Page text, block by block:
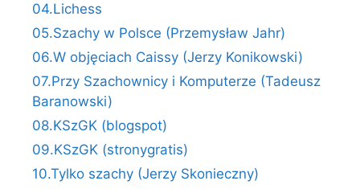
04.Lichess
05.Szachy w Polsce (Przemysław Jahr)
06.W objęciach Caissy (Jerzy Konikowski)
07.Przy Szachownicy i Komputerze (Tadeusz
Baranowski)
08.KSzGK (blogspot)
09.KSzGK (stronygratis)
10.Tylko szachy (Jerzy Skonieczny)